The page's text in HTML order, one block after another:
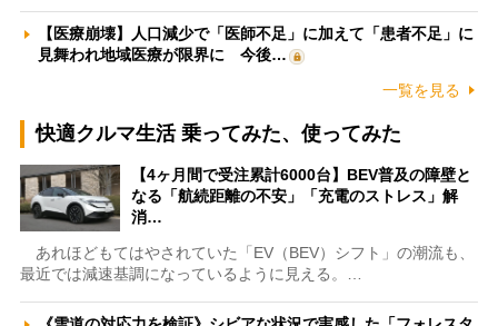
【医療崩壊】人口減少で「医師不足」に加えて「患者不足」に
見舞われ地域医療が限界に 今後…
一覧を見る
快適クルマ生活 乗ってみた、使ってみた
【4ヶ月間で受注累計6000台】BEV普及の障壁と
なる「航続距離の不安」「充電のストレス」解
消…
あれほどもてはやされていた「EV（BEV）シフト」の潮流も、
最近では減速基調になっているように見える。…